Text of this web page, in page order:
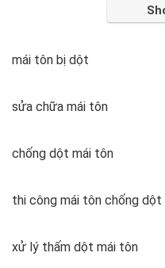
mái tôn bị dột
sửa chữa mái tôn
chống dột mái tôn
thi công mái tôn chống dột
xử lý thấm dột mái tôn